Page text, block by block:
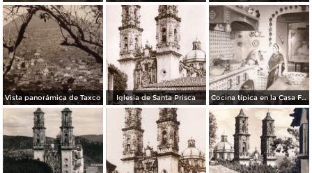
Vista panorámica de Taxco Iglesia de Santa Prisca Cocina típica en la Casa Figueroa